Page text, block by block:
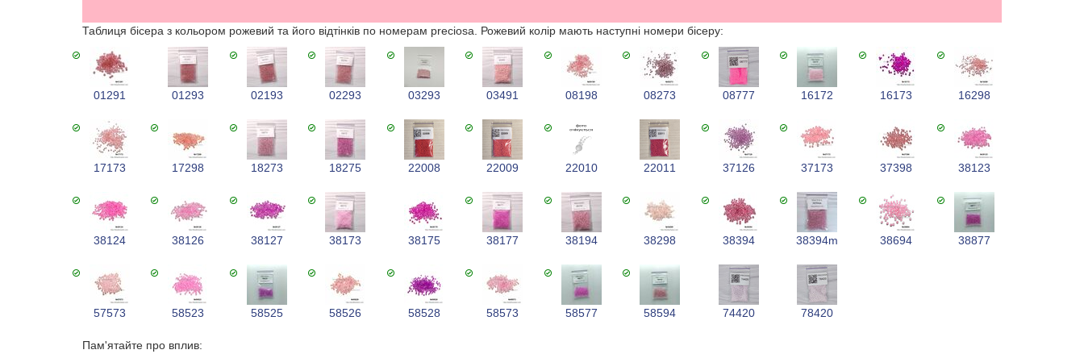
Таблиця бісера з кольором рожевий та його відтінків по номерам preciosa. Рожевий колір мають наступні номери бісеру:
01291 01293 02193 02293 03293 03491 08198 08273 08777 16172 16173 16298
17173 17298 18273 18275 22008 22009 22010 22011 37126 37173 37398 38123
38124 38126 38127 38173 38175 38177 38194 38298 38394 38394m 38694 38877
57573 58523 58525 58526 58528 58573 58577 58594 74420 78420
Пам'ятайте про вплив: